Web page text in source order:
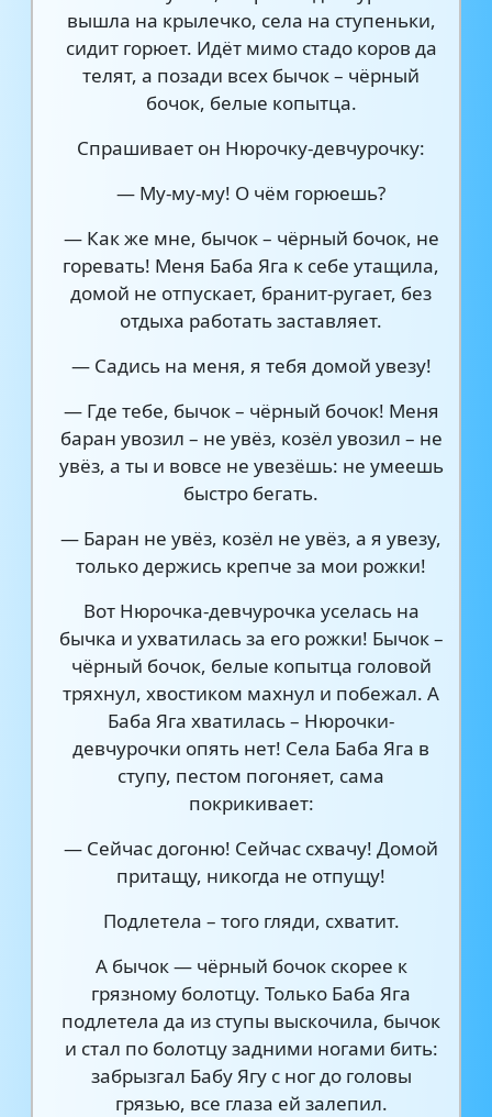
вышла на крылечко, села на ступеньки,
сидит горюет. Идёт мимо стадо коров да
телят, а позади всех бычок – чёрный
бочок, белые копытца.
Спрашивает он Нюрочку-девчурочку:
— Му-му-му! О чём горюешь?
— Как же мне, бычок – чёрный бочок, не
горевать! Меня Баба Яга к себе утащила,
домой не отпускает, бранит-ругает, без
отдыха работать заставляет.
— Садись на меня, я тебя домой увезу!
— Где тебе, бычок – чёрный бочок! Меня
баран увозил – не увёз, козёл увозил – не
увёз, а ты и вовсе не увезёшь: не умеешь
быстро бегать.
— Баран не увёз, козёл не увёз, а я увезу,
только держись крепче за мои рожки!
Вот Нюрочка-девчурочка уселась на
бычка и ухватилась за его рожки! Бычок –
чёрный бочок, белые копытца головой
тряхнул, хвостиком махнул и побежал. А
Баба Яга хватилась – Нюрочки-
девчурочки опять нет! Села Баба Яга в
ступу, пестом погоняет, сама
покрикивает:
— Сейчас догоню! Сейчас схвачу! Домой
притащу, никогда не отпущу!
Подлетела – того гляди, схватит.
А бычок — чёрный бочок скорее к
грязному болотцу. Только Баба Яга
подлетела да из ступы выскочила, бычок
и стал по болотцу задними ногами бить:
забрызгал Бабу Ягу с ног до головы
грязью, все глаза ей залепил.